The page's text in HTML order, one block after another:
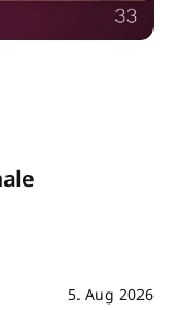
5. Aug 2026